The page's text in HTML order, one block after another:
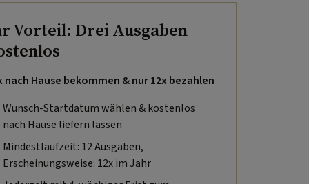
Vorteil: Drei Ausgaben
nach Hause bekommen & nur 12x bezahlen
Wunsch-Startdatum wählen & kostenlos
nach Hause liefern lassen
Mindestlaufzeit: 12 Ausgaben,
Erscheinungsweise: 12x im Jahr